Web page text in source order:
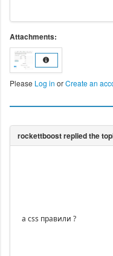
Attachments:
Please Log in orCreate an
а css правили ?